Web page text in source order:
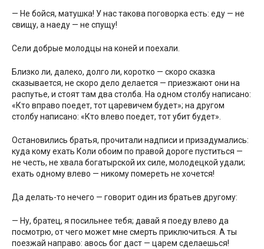
— Не бойся, матушка! У нас такова поговорка есть: еду — не
свищу, а наеду — не спущу!
Сели добрые молодцы на коней и поехали.
Близко ли, далеко, долго ли, коротко — скоро сказка
сказывается, не скоро дело делается — приезжают они на
распутье, и стоят там два столба. На одном столбу написано:
«Кто вправо поедет, тот царевичем будет»; на другом
столбу написано: «Кто влево поедет, тот убит будет».
Остановились братья, прочитали надписи и призадумались:
куда кому ехать Коли обоим по правой дороге пуститься —
не честь, не хвала богатырской их силе, молодецкой удали;
ехать одному влево — никому помереть не хочется!
Да делать-то нечего — говорит один из братьев другому:
— Ну, братец, я посильнее тебя; давай я поеду влево да
посмотрю, от чего может мне смерть приключиться. А ты
поезжай направо: авось бог даст — царем сделаешься!